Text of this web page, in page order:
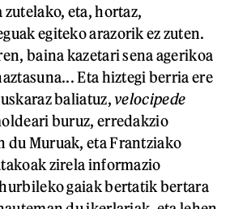
eta, hortaz,
egiteko arazorik ez zuten.
baina kazetari sena agerikoa
Eta hiztegi berria ere
baliatuz,velocipede
buruz, erredakzio
du Muruak, eta Frantziako
zirela informazio
gaiak bertatik bertara